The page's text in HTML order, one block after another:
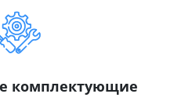
комплектующие